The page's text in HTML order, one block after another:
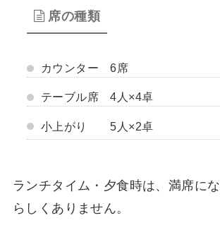
席の種類
カウンター 6席
テーブル席 4人×4卓
小上がり 5人×2卓
ランチタイム・夕食時は、満席に
らしくありません。